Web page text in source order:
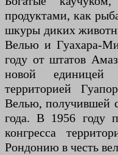
продуктами, как
шкуры диких
Велью и Гуахара-
году от штатов
новой единицей
территорией
Велью, получившей
года. В 1956 году
конгресса
Рондонию в честь